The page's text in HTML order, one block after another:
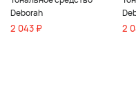
Deborah
2 043 ₽ 2